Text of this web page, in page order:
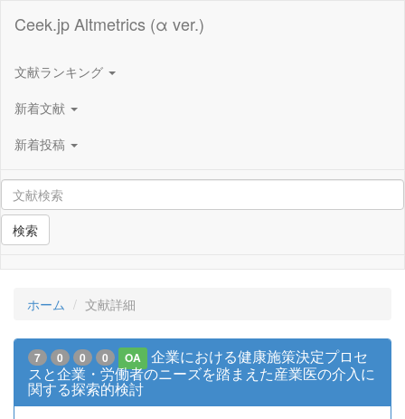
Ceek.jp Altmetrics (α ver.)
文献ランキング
新着文献
新着投稿
検索
ホーム 文献詳細
7 0 0 0 OA
企業における健康施策決定プロセ
スと企業・労働者のニーズを踏まえた産業医の介入に
関する探索的検討